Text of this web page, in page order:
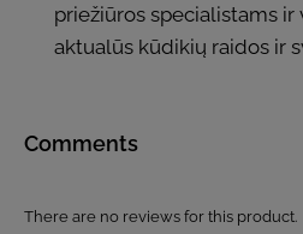
priežiūros specialistams ir
aktualūs kūdikių raidos ir
Comments
There are no reviews for this product.